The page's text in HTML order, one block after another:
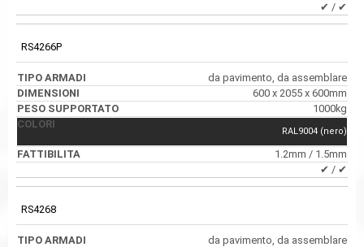
✔ / ✔
RS4266P
da pavimento, da assemblare
600 x 2055 x 600mm
1000kg
RAL9004 (nero)
1.2mm / 1.5mm
✔ / ✔
RS4268
da pavimento, da assemblare